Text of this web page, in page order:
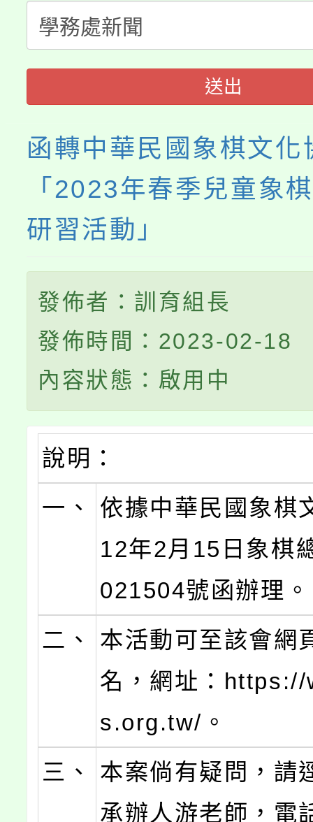
代理(課)教師甄選結果(
轉知中國文化大學推廣
《TA101》溝通分析基
程，歡迎學生輔導中心
心理、諮商輔導、社會
系所師生報名參加。
送出
函轉中華民國象棋文化
「2023年春季兒童象
研習活動」
發佈者：訓育組長
發佈時間：2023-02-18
內容狀態：啟用中
說明：
一、
依據中華民國象棋
12年2月15日象棋
021504號函辦理。
二、
本活動可至該會網
名，網址：
s.org.tw/。
三、
本案倘有疑問，請
承辦人游老師，電